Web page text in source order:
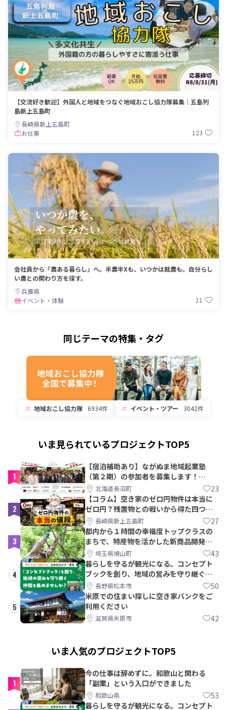
【交流好き歓迎】外国人と地域をつなぐ地域おこし協力隊募集｜五島列
島新上五島町
長崎県新上五島町
お仕事
123
会社員から「農ある暮らし」へ。半農半Xも、いつかは就農も。自分らし
い農との関わり方を探す。
兵庫県
イベント・体験
11
同じテーマの特集・タグ
地域おこし協力隊 6934件 イベント・ツアー 3042件
いま見られているプロジェクトTOP5
1
【宿泊補助あり】ながぬま地域起業塾
（第２期）の参加者を募集します！
【8/21〆】
北海道長沼町 23
2
【コラム】空き家のゼロ円物件は本当に
ゼロ円？残置物との戦いから得た四つの
教訓｜新上五島町
長崎県新上五島町 27
3
都内から１時間の幸福度トップクラスの
まちで、特産物を活かした新商品開発＆
PRメンバー募集！
埼玉県鳩山町 43
4
暮らしを守るが観光になる。コンセプト
ブックを創り、地域の営みを守り継ぐ仲
間を集めませんか？
長野県松本市 50
5
米原での住まい探しに空き家バンクをご
利用ください
滋賀県米原市 42
いま人気のプロジェクトTOP5
1
今の仕事は辞めずに。和歌山と関わる
「副業」という入口ができました
和歌山県
53
暮らしを守るが観光になる。コンセプト